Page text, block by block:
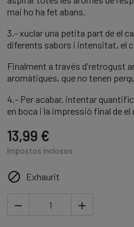
mai ho ha fet abans.
3.- xuclar una petita part de el
diferents sabors i intensitat, el
Finalment a través d'retrogust
aromàtiques, que no tenen
4.- Per acabar, intentar
en boca i la impressió final de el
13,99 €
Impostos inclosos
 Exhaurit
 